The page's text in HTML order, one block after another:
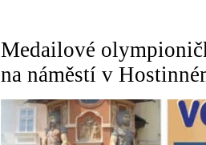
Medailové
na náměstí v